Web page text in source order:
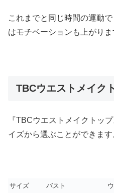
これまでと同じ時間の運動
はモチベーションも上がりま
TBCウエストメイク
『TBCウエストメイクトッ
イズから選ぶことができます
サイズ バスト